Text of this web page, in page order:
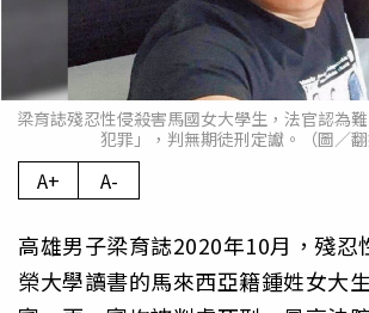
梁育誌殘忍性侵殺害馬國女大學生，法官認為
犯罪」，判無期徒刑定讞。（圖／翻
A+ A-
高雄男子梁育誌2020年10月，殘忍
榮大學讀書的馬來西亞籍鍾姓女大